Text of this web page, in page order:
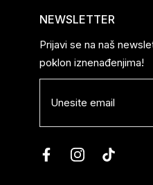
NEWSLETTER
Prijavi se na naš
poklon iznenađenjima!